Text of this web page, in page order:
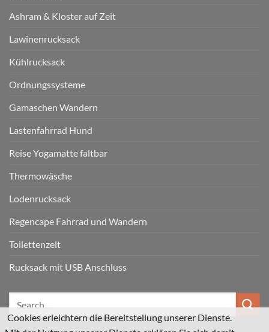
Ashram & Kloster auf Zeit
Lawinenrucksack
Kühlrucksack
Ordnungssysteme
Gamaschen Wandern
Lastenfahrrad Hund
Reise Yogamatte faltbar
Thermowäsche
Lodenrucksack
Regencape Fahrrad und Wandern
Toilettenzelt
Rucksack mit USB Anschluss
Cookies erleichtern die Bereitstellung unserer Dienste.